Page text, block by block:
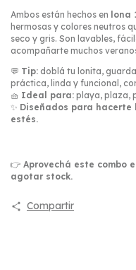
Ambos están hechos en lona
hermosas y colores neutros
seco y gris. Son lavables,
acompañarte muchos
💬 Tip: doblá tu lonita,
práctica, linda y funcional,
🧺 Ideal para: playa, plaza,
✨ Diseñados para
estés.
👉 Aprovechá este
agotar stock.
Compartir